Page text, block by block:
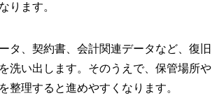
ります。
タ、契約書、会計関連データなど、復旧
洗い出します。そのうえで、保管場所や
整理すると進めやすくなります。